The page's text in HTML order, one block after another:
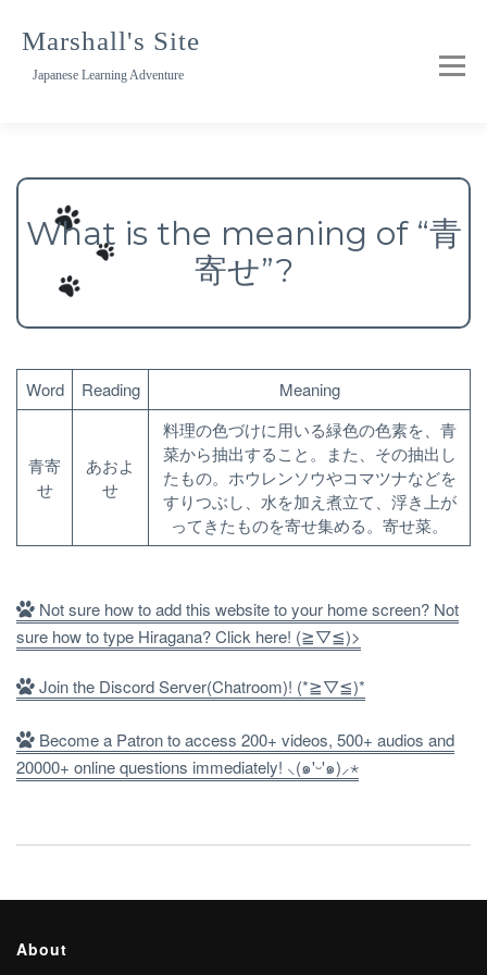
Marshall's Site
Japanese Learning Adventure
What is the meaning of “青
寄せ”?
Word Reading Meaning
青寄
せ
あおよ
せ
料理の色づけに用いる緑色の色素を、青
菜から抽出すること。また、その抽出し
たもの。ホウレンソウやコマツナなどを
すりつぶし、水を加え煮立て、浮き上が
ってきたものを寄せ集める。寄せ菜。
Not sure how to add this website to your home screen? Not
sure how to type Hiragana? Click here! (≧▽≦)>
Join the Discord Server(Chatroom)! (*≧▽≦)*
Become a Patron to access 200+ videos, 500+ audios and
20000+ online questions immediately! ⸜(๑'ᵕ'๑)⸝⋆
About